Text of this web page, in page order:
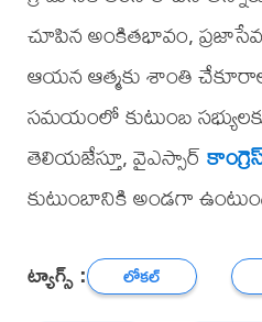
చూపిన అంకితభావం,
ఆయన ఆత్మకు శాంతి
సమయంలో కుటుంబ
తెలియజేస్తూ, వైఎస్సార్
కుటుంబానికి అండగా
ట్యాగ్స్ : లోకల్